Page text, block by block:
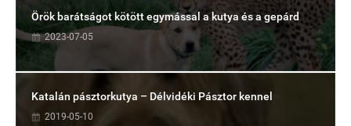
Örök barátságot kötött egymással a kutya és a gepárd
2023-07-05
Katalán pásztorkutya – Délvidéki Pásztor kennel
2019-05-10